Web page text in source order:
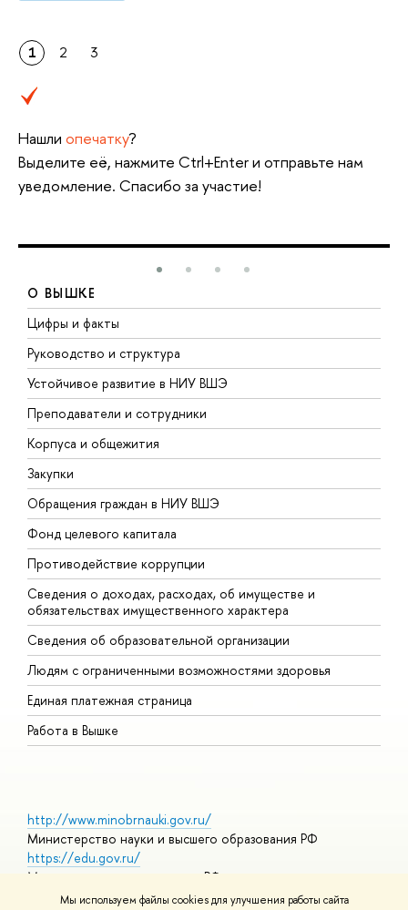
Мы используем файлы cookies для улучшения работы сайта
1 2 3
Нашли опечатку?
Выделите её, нажмите Ctrl+Enter и отправьте нам
уведомление. Спасибо за участие!
О ВЫШКЕ
Цифры и факты
Руководство и структура
Устойчивое развитие в НИУ ВШЭ
Преподаватели и сотрудники
Корпуса и общежития
Закупки
Обращения граждан в НИУ ВШЭ
Фонд целевого капитала
Противодействие коррупции
Сведения о доходах, расходах, об имуществе и
обязательствах имущественного характера
Сведения об образовательной организации
Людям с ограниченными возможностями здоровья
Единая платежная страница
Работа в Вышке
http://www.minobrnauki.gov.ru/
Министерство науки и высшего образования РФ
https://edu.gov.ru/
Министерство просвещения РФ
https://elearning.hse.ru/mooc